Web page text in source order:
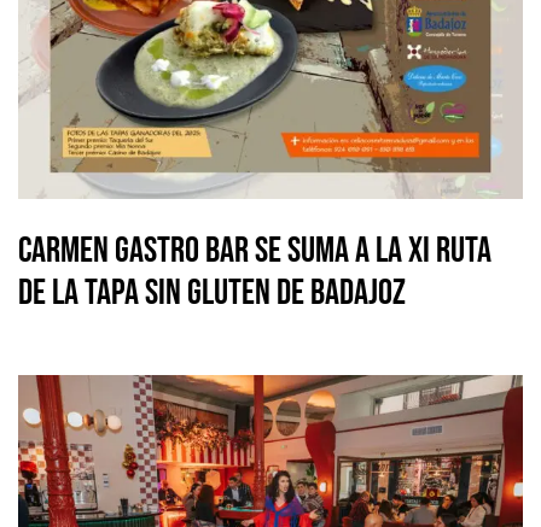
Carmen Gastro Bar se suma a la XI Ruta
de la Tapa Sin Gluten de Badajoz